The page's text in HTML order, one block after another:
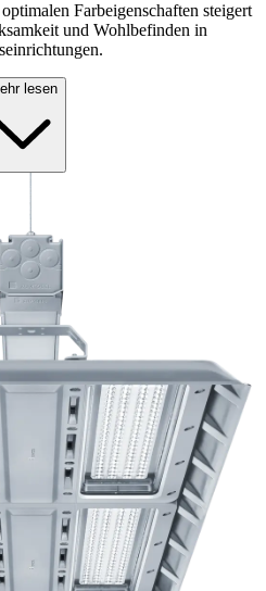
Farbeigenschaften steigert
und Wohlbefinden in
lesen